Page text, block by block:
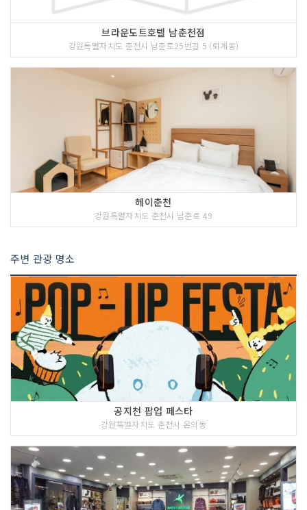
브라운도트호텔 남춘천점
강원특별자치도 춘천시 남춘로25번길 5 (퇴계동)
헤이춘천
강원특별자치도 춘천시 남춘로 49
주변 관광 명소
공지천 팝업 페스타
강원특별자치도 춘천시 온의동